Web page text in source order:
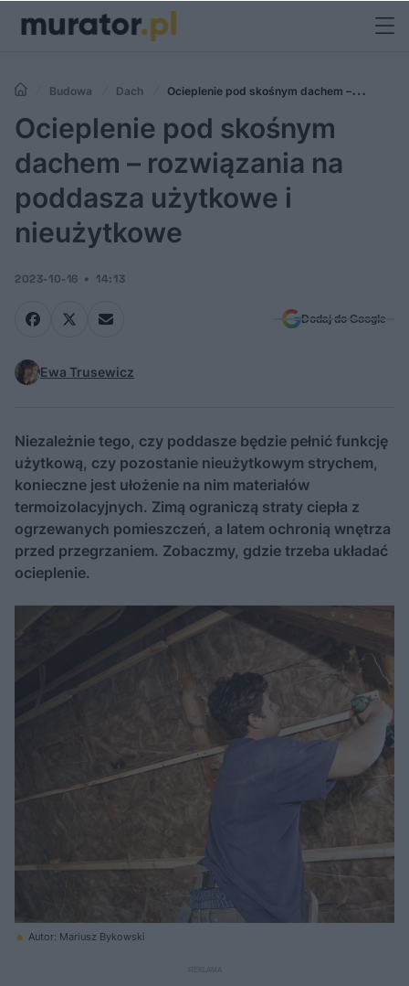
Budowa Dach
Ocieplenie pod skośnym dachem –
rozwiązania na poddasza użytkowe i nieużytkowe
Ocieplenie pod skośnym
dachem – rozwiązania na
poddasza użytkowe i
nieużytkowe
2023-10-16 14:13
Dodaj do Google
Ewa Trusewicz
Niezależnie tego, czy poddasze będzie pełnić funkcję
użytkową, czy pozostanie nieużytkowym strychem,
konieczne jest ułożenie na nim materiałów
termoizolacyjnych. Zimą ograniczą straty ciepła z
ogrzewanych pomieszczeń, a latem ochronią wnętrza
przed przegrzaniem. Zobaczmy, gdzie trzeba układać
ocieplenie.
Autor: Mariusz Bykowski